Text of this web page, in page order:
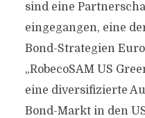
sind eine
eingegangen, eine
Bond-Strategien
„RobecoSAM US
eine diversifizierte
Bond-Markt in den